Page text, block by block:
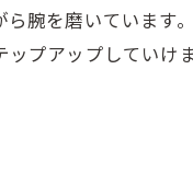
腕を磨いていま
プアップしてい